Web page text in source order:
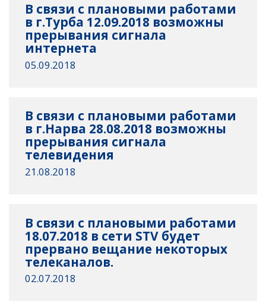
В связи с плановыми работами
в г.Турба 12.09.2018 возможны
прерывания сигнала
интернета
05.09.2018
В связи с плановыми работами
в г.Нарва 28.08.2018 возможны
прерывания сигнала
телевидения
21.08.2018
В связи с плановыми работами
18.07.2018 в сети STV будет
прервано вещание некоторых
телеканалов.
02.07.2018